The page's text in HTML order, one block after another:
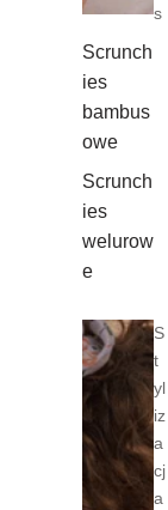
s
Scrunch
ies
bambus
owe
Scrunch
ies
welurow
e
S
t
yl
iz
a
cj
a